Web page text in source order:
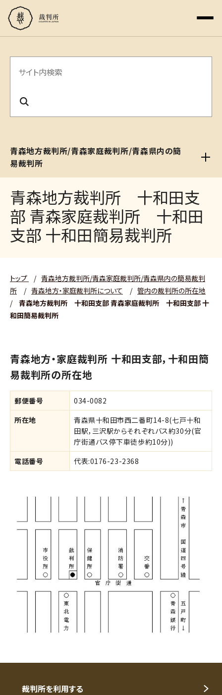
サ
内
索
青森地方裁判所/青森家庭裁判所/青森県内の簡
易裁判所
青森地方裁判所 十和田支
部 青森家庭裁判所 十和田
支部 十和田簡易裁判所
トップ / 青森地方裁判所/青森家庭裁判所/青森県内の簡易裁判
所
/ 青森地方・家庭裁判所について / 管内の裁判所の所在地
/
青森地方裁判所 十和田支部 青森家庭裁判所 十和田支部 十
和田簡易裁判所
青森地方・家庭裁判所 十和田支部，十和田簡
易裁判所の所在地
郵便番号
034-0082
所在地
青森県十和田市西二番町14-8(七戸十和
田駅，三沢駅からそれぞれバス約30分(官
庁街通バス停下車徒歩約10分))
電話番号
代表:0176-23-2368
裁判所を利用する